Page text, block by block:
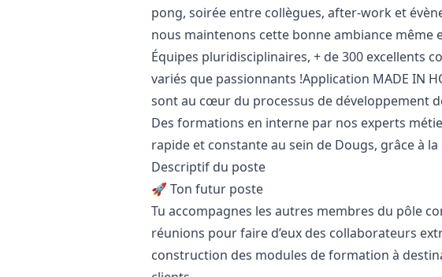
pong, soirée entre collègues, after-work et
nous maintenons cette bonne ambiance même
Équipes pluridisciplinaires, + de 300 excellents
variés que passionnants !Application MADE IN
sont au cœur du processus de développement
Des formations en interne par nos experts
rapide et constante au sein de Dougs, grâce à
Descriptif du poste
🚀 Ton futur poste
Tu accompagnes les autres membres du pôle
réunions pour faire d’eux des collaborateurs
construction des modules de formation à